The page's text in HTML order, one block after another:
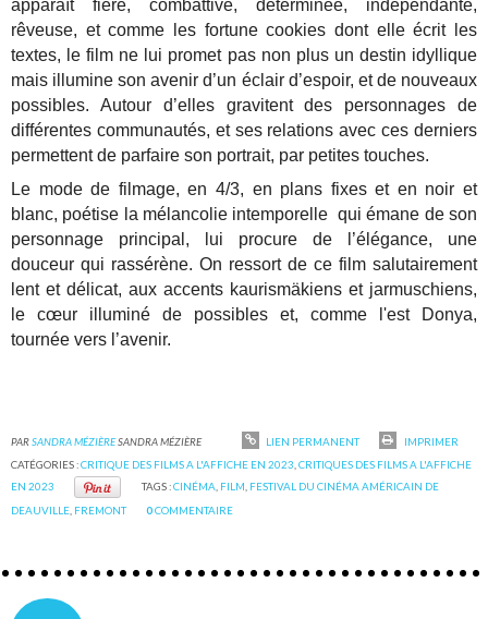
apparaît fière, combattive, déterminée, indépendante,
rêveuse, et comme les fortune cookies dont elle écrit les
textes, le film ne lui promet pas non plus un destin idyllique
mais illumine son avenir d’un éclair d’espoir, et de nouveaux
possibles. Autour d’elles gravitent des personnages de
différentes communautés, et ses relations avec ces derniers
permettent de parfaire son portrait, par petites touches.
Le mode de filmage, en 4/3, en plans fixes et en noir et
blanc, poétise la mélancolie intemporelle qui émane de son
personnage principal, lui procure de l’élégance, une
douceur qui rassérène. On ressort de ce film salutairement
lent et délicat, aux accents kaurismäkiens et jarmuschiens,
le cœur illuminé de possibles et, comme l'est Donya,
tournée vers l’avenir.
PARSANDRA MÉZIÈRESANDRA MÉZIÈRE LIEN PERMANENT
IMPRIMER
CATÉGORIES :CRITIQUE DES FILMS A L'AFFICHE EN 2023 ,CRITIQUES DES FILMS A L'AFFICHE
EN 2023
TAGS :CINÉMA FILM FESTIVAL DU CINÉMA AMÉRICAIN DE
DEAUVILLE FREMONT 0COMMENTAIRE